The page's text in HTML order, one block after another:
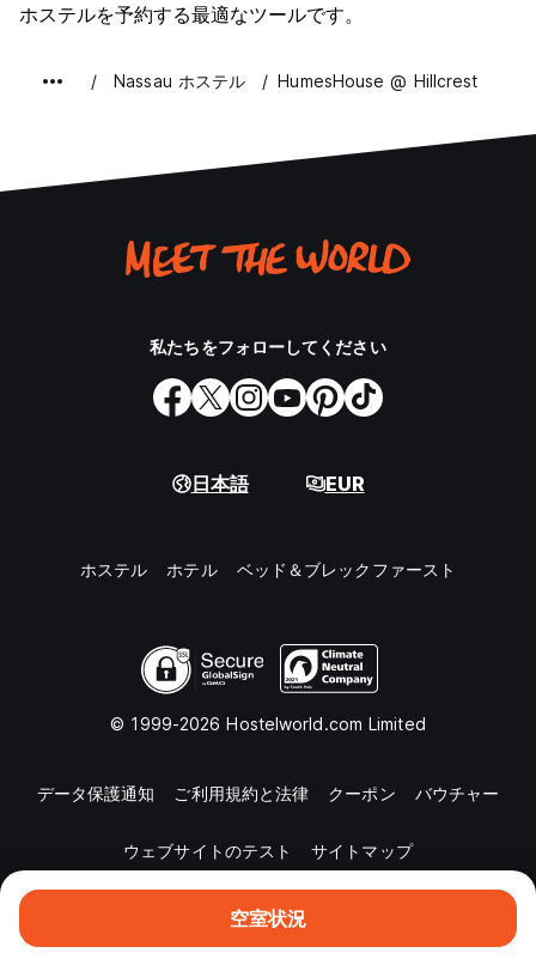
空室状況
ホステルを予約する最適なツールです。
Nassau ホステル HumesHouse @ Hillcrest
私たちをフォローしてください
日本語 EUR
ホステル ホテル ベッド＆ブレックファースト
© 1999-2026 Hostelworld.com Limited
データ保護通知 ご利用規約と法律 クーポン バウチャー
ウェブサイトのテスト サイトマップ